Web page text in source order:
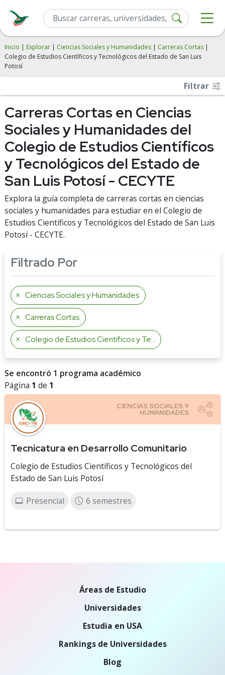
Inicio | Explorar | Ciencias Sociales y Humanidades | Carreras Cortas |
Colegio de Estudios Científicos y Tecnológicos del Estado de San Luis
Potosí
Filtrar
Carreras Cortas en Ciencias
Sociales y Humanidades del
Colegio de Estudios Científicos
y Tecnológicos del Estado de
San Luis Potosí - CECYTE
Explora la guía completa de carreras cortas en ciencias
sociales y humanidades para estudiar en el Colegio de
Estudios Científicos y Tecnológicos del Estado de San Luis
Potosí - CECYTE.
Filtrado Por
Ciencias Sociales y Humanidades
Carreras Cortas
Colegio de Estudios Científicos y Tecnológicos del Estado de San Luis Potosí
Se encontró 1 programa académico
Página 1 de 1
Tecnicatura en Desarrollo Comunitario
Colegio de Estudios Científicos y Tecnológicos del
Estado de San Luis Potosí
Presencial 6 semestres
Áreas de Estudio
Universidades
Estudia en USA
Rankings de Universidades
Blog